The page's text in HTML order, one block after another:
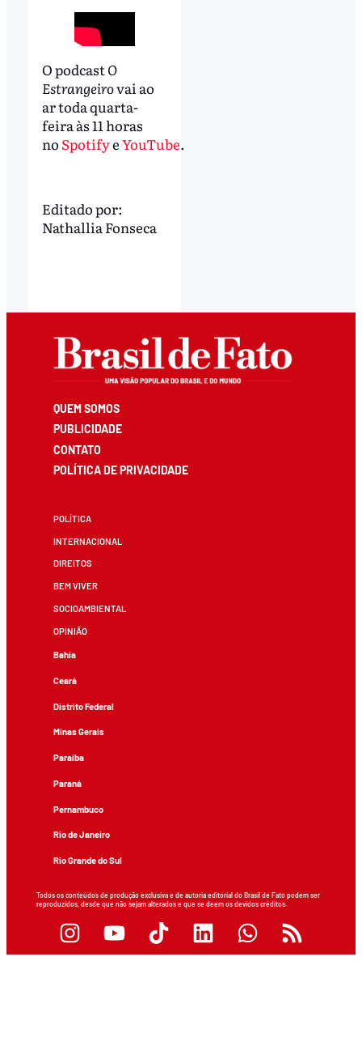
O podcastO
Estrangeirovai ao
ar toda quarta-
feira às 11 horas
no SpotifyeYouTube.
Editado por:
Nathallia Fonseca
QUEM SOMOS
PUBLICIDADE
CONTATO
POLÍTICA DE PRIVACIDADE
POLÍTICA
INTERNACIONAL
DIREITOS
BEM VIVER
SOCIOAMBIENTAL
OPINIÃO
Bahia
Ceará
Distrito Federal
Minas Gerais
Paraíba
Paraná
Pernambuco
Rio de Janeiro
Rio Grande do Sul
Todos os conteúdos de produção exclusiva e de autoria editorial do Brasil de Fato podem ser
reproduzidos, desde que não sejam alterados e que se deem os devidos créditos.